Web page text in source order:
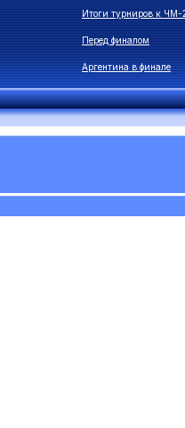
Итоги турниров к ЧМ-
Перед финалом
Аргентина в финале